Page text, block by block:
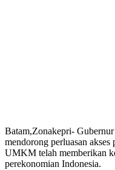
Batam,Zonakepri-
mendorong perluasan
UMKM telah memberikan
perekonomian Indonesia.